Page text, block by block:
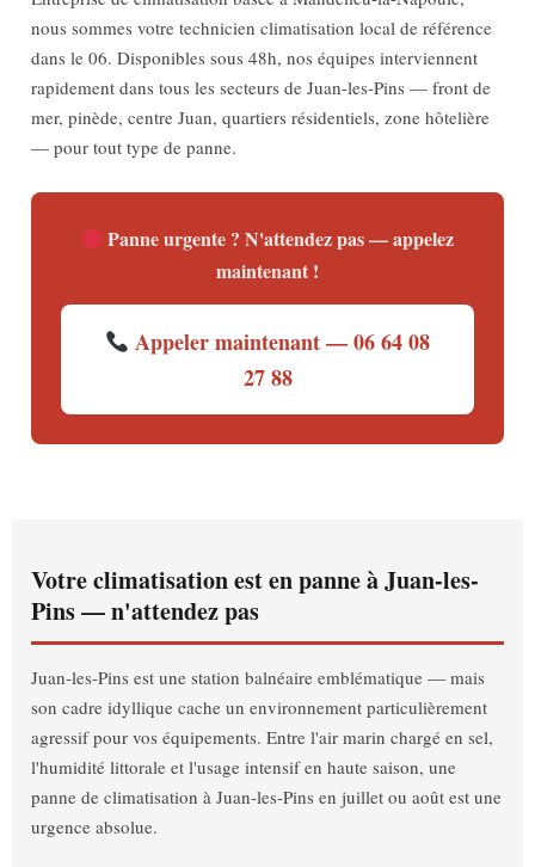
nous sommes votre technicien climatisation local de référence
dans le 06. Disponibles sous 48h, nos équipes interviennent
rapidement dans tous les secteurs de Juan-les-Pins — front de
mer, pinède, centre Juan, quartiers résidentiels, zone hôtelière
— pour tout type de panne.
Panne urgente ? N'attendez pas — appelez
maintenant !
Appeler maintenant — 06 64 08
27 88
Votre climatisation est en panne à Juan-les-
Pins — n'attendez pas
Juan-les-Pins est une station balnéaire emblématique — mais
son cadre idyllique cache un environnement particulièrement
agressif pour vos équipements. Entre l'air marin chargé en sel,
l'humidité littorale et l'usage intensif en haute saison, une
panne de climatisation à Juan-les-Pins en juillet ou août est une
urgence absolue.